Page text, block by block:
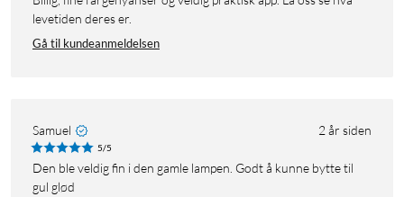
levetiden deres er.
Gå til kundeanmeldelsen
Samuel 2 år siden
5/5
Den ble veldig fin i den gamle lampen. Godt å kunne bytte til
gul glød